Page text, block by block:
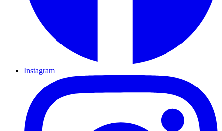
Instagram